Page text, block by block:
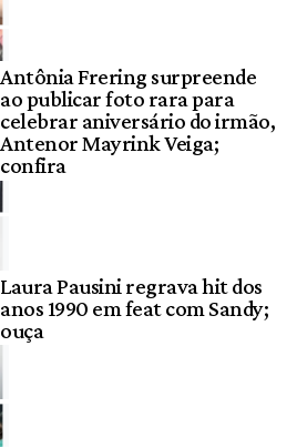
Antônia Frering surpreende
ao publicar foto rara para
celebrar aniversário do irmão,
Antenor Mayrink Veiga;
confira
Laura Pausini regrava hit dos
anos 1990 em feat com Sandy;
ouça